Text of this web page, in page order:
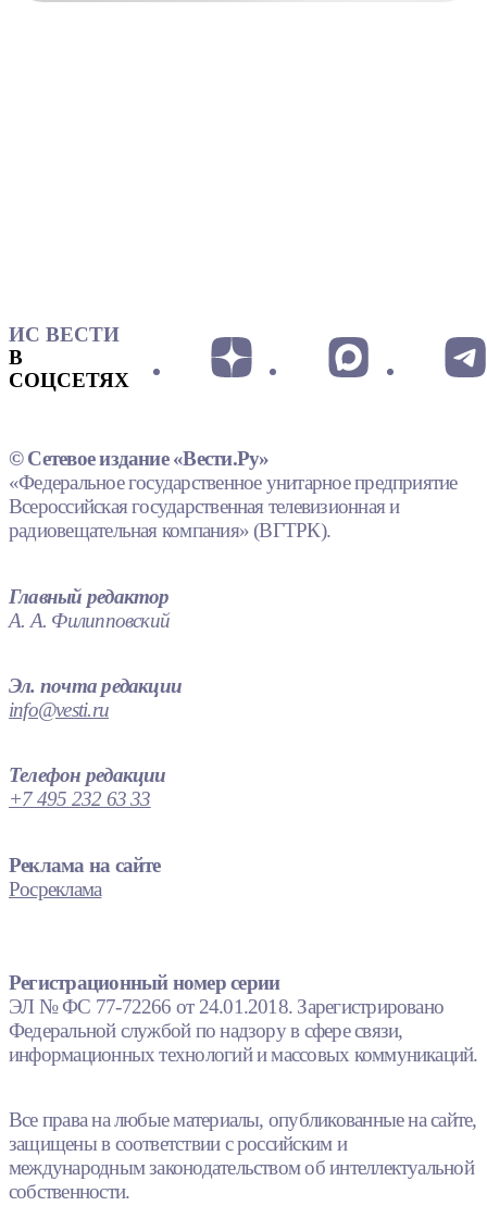
ИС ВЕСТИ
В
СОЦСЕТЯХ
© Сетевое издание «Вести.Ру»
«Федеральное государственное унитарное предприятие
Всероссийская государственная телевизионная и
радиовещательная компания» (ВГТРК).
Главный редактор
А. А. Филипповский
Эл. почта редакции
info@vesti.ru
Телефон редакции
+7 495 232 63 33
Реклама на сайте
Росреклама
Регистрационный номер серии
ЭЛ № ФС 77-72266 от 24.01.2018. Зарегистрировано
Федеральной службой по надзору в сфере связи,
информационных технологий и массовых коммуникаций.
Все права на любые материалы, опубликованные на сайте,
защищены в соответствии с российским и
международным законодательством об интеллектуальной
собственности.